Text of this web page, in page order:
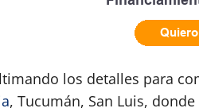
los detalles para
, Tucumán, San Luis,